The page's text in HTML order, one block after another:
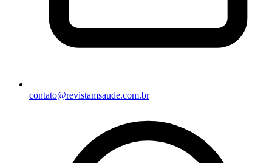
contato@revistamsaude.com.br